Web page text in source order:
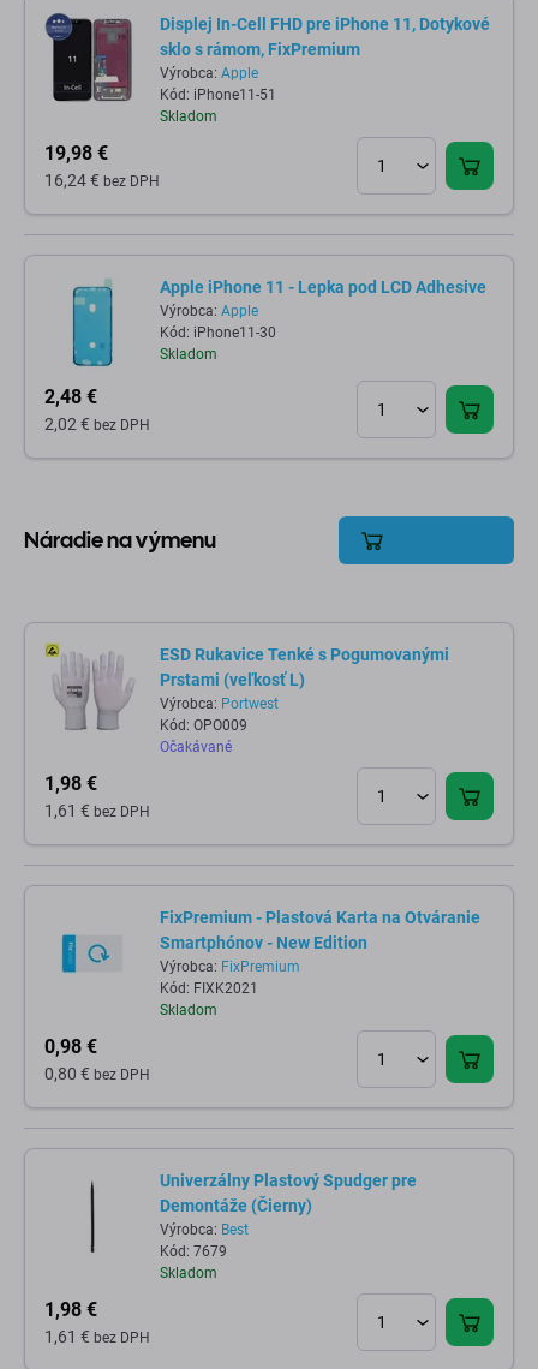
Displej In-Cell FHD pre iPhone 11, Dotykové
sklo s rámom, FixPremium
Výrobca: Apple
Kód: iPhone11-51
Skladom
19,98 €
16,24 € bez DPH
Apple iPhone 11 - Lepka pod LCD Adhesive
Výrobca: Apple
Kód: iPhone11-30
Skladom
2,48 €
2,02 € bez DPH
Náradie na výmenu
ESD Rukavice Tenké s Pogumovanými
Prstami (veľkosť L)
Výrobca: Portwest
Kód: OPO009
Očakávané
1,98 €
1,61 € bez DPH
FixPremium - Plastová Karta na Otváranie
Smartphónov - New Edition
Výrobca: FixPremium
Kód: FIXK2021
Skladom
0,98 €
0,80 € bez DPH
Univerzálny Plastový Spudger pre
Demontáže (Čierny)
Výrobca: Best
Kód: 7679
Skladom
1,98 €
1,61 € bez DPH